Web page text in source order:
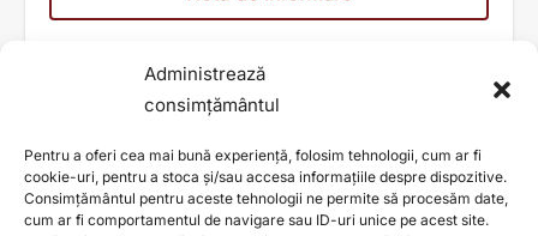
Administrează
consimțământul
Pentru a oferi cea mai bună experiență, folosim tehnologii, cum ar fi
cookie-uri, pentru a stoca și/sau accesa informațiile despre dispozitive.
Consimțământul pentru aceste tehnologii ne permite să procesăm date,
cum ar fi comportamentul de navigare sau ID-uri unice pe acest site.